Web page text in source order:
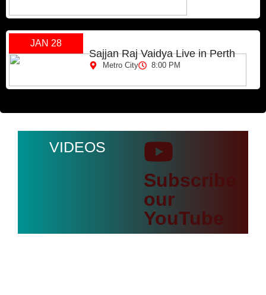
JAN 28
Sajjan Raj Vaidya Live in Perth
Metro City 8:00 PM
VIDEOS
Subscribe
our
YouTube